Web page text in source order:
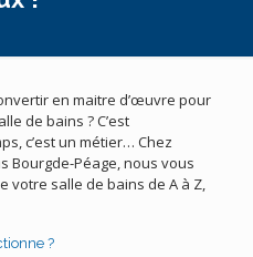
en maitre d’œuvre pour
de bains ? C’est
c’est un métier… Chez
Bourgde-Péage, nous vous
votre salle de bains de A à Z,
?